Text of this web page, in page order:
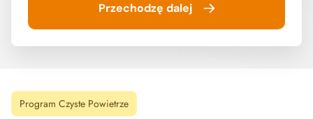
Przechodzę dalej
Program Czyste Powietrze